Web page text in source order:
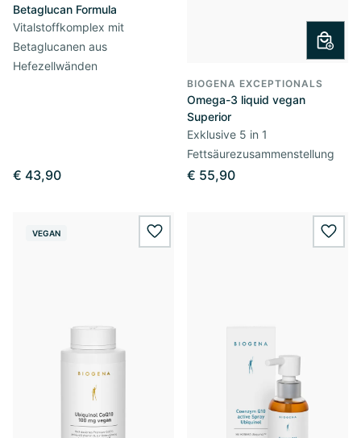
Betaglucan Formula
Vitalstoffkomplex mit
Betaglucanen aus
Hefezellwänden
€ 43,90
BIOGENA EXCEPTIONALS
Omega-3 liquid vegan
Superior
Exklusive 5 in 1
Fettsäurezusammenstellung
€ 55,90
VEGAN wishlist.add